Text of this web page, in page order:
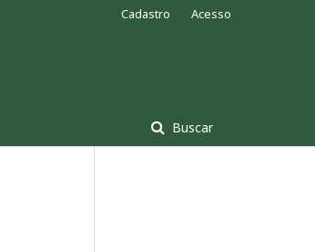
Buscar
Cadastro Acesso